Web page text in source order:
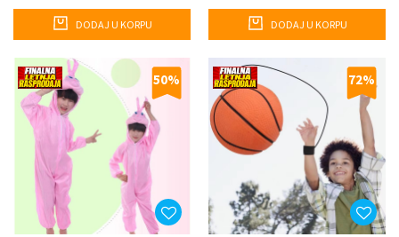
DODAJ U KORPU DODAJ U KORPU
50% 72%